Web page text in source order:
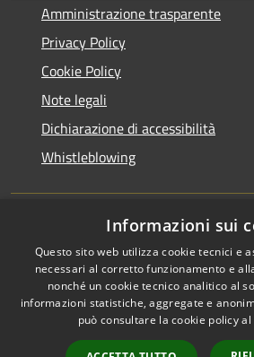
Amministrazione trasparente
Privacy Policy
Cookie Policy
Note legali
Dichiarazione di accessibilità
Whistleblowing
DPO (Data Protection Officer):
laghetto.mb.it
RSS
Accessibilità
Informazioni sui
Questo sito web utilizza cookie tecnici e
necessari al corretto funzionamento e
nonché un cookie tecnico analitico al
informazioni statistiche, aggregate e
può consultare la cookie policy al